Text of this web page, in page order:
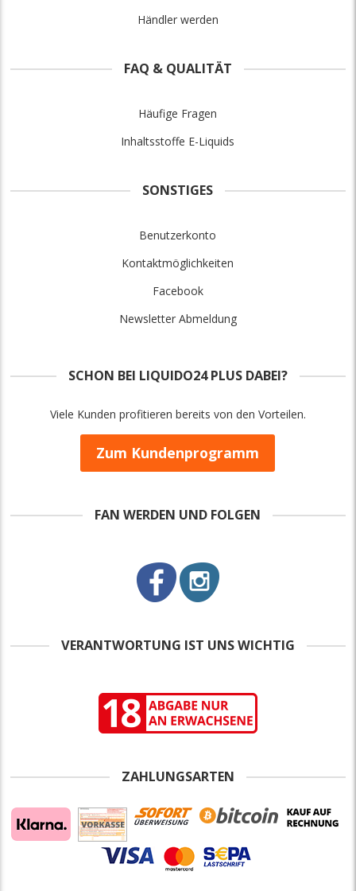
Händler werden
FAQ & QUALITÄT
Häufige Fragen
Inhaltsstoffe E-Liquids
SONSTIGES
Benutzerkonto
Kontaktmöglichkeiten
Facebook
Newsletter Abmeldung
SCHON BEI LIQUIDO24 PLUS DABEI?
Viele Kunden profitieren bereits von den Vorteilen.
Zum Kundenprogramm
FAN WERDEN UND FOLGEN
VERANTWORTUNG IST UNS WICHTIG
ZAHLUNGSARTEN